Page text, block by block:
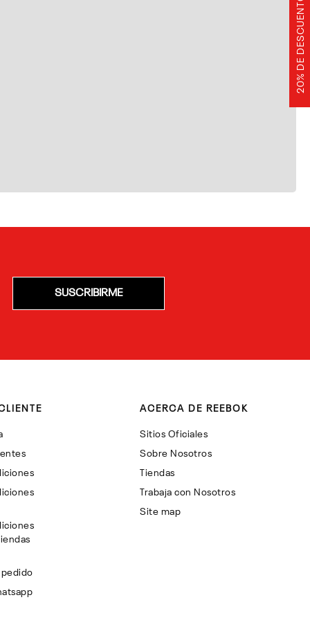
20% DE DESCUENTO
SUSCRIBIRME
ACERCA DE REEBOK
Sitios Oficiales
Sobre Nosotros
Tiendas
Trabaja con Nosotros
Site map